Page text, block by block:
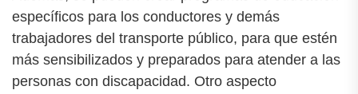
específicos para los conductores y demás
trabajadores del transporte público, para que estén
más sensibilizados y preparados para atender a las
personas con discapacidad. Otro aspecto